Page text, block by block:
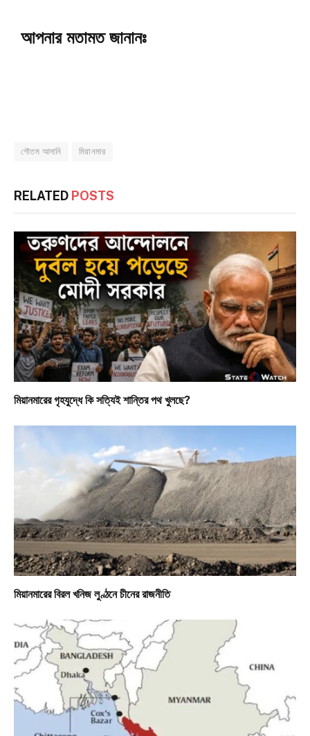
আপনার মতামত জানানঃ
গৌতম আদানি মিয়ানমার
RELATED POSTS
মিয়ানমারের গৃহযুদ্ধে কি সত্যিই শান্তির পথ খুলছে?
মিয়ানমারের বিরল খনিজ লুণ্ঠনে চীনের রাজনীতি